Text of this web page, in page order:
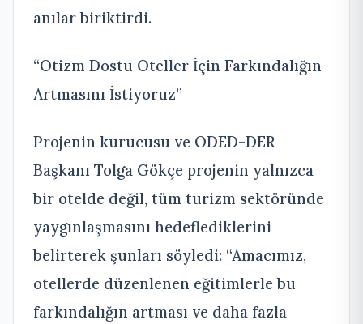
anılar biriktirdi.
“Otizm Dostu Oteller İçin Farkındalığın
Artmasını İstiyoruz”
Projenin kurucusu ve ODED-DER
Başkanı Tolga Gökçe projenin yalnızca
bir otelde değil, tüm turizm sektöründe
yaygınlaşmasını hedeflediklerini
belirterek şunları söyledi: “Amacımız,
otellerde düzenlenen eğitimlerle bu
farkındalığın artması ve daha fazla